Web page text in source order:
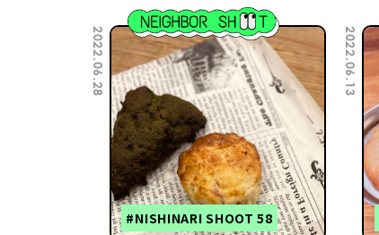
2022.06.28
#NISHINARI SHOOT 58
2022.06.13